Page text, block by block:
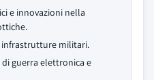
e innovazioni nella
infrastrutture militari.
di guerra elettronica e